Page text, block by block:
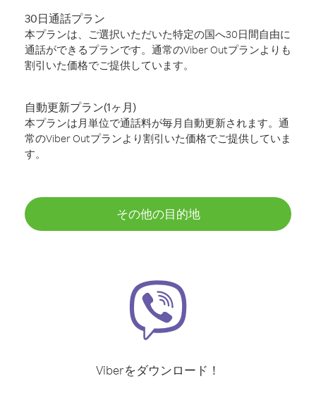
30日通話プラン
本プランは、ご選択いただいた特定の国へ30日間自由に
通話ができるプランです。通常のViber Outプランよりも
割引いた価格でご提供しています。
自動更新プラン(1ヶ月)
本プランは月単位で通話料が毎月自動更新されます。通
常のViber Outプランより割引いた価格でご提供していま
す。
その他の目的地
Viberをダウンロード！